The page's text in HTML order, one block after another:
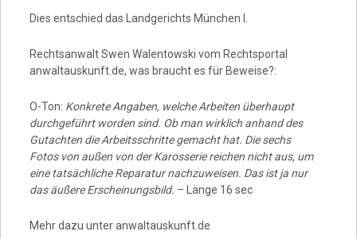
Dies entschied das Landgerichts München I.
Rechtsanwalt Swen Walentowski vom Rechtsportal
anwaltauskunft.de, was braucht es für Beweise?:
O-Ton: Konkrete Angaben, welche Arbeiten überhaupt
durchgeführt worden sind. Ob man wirklich anhand des
Gutachten die Arbeitsschritte gemacht hat. Die sechs
Fotos von außen von der Karosserie reichen nicht aus, um
eine tatsächliche Reparatur nachzuweisen. Das ist ja nur
das äußere Erscheinungsbild. – Länge 16 sec
Mehr dazu unter anwaltauskunft.de